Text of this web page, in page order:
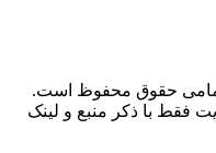
فقط با ذکر منبع و لینک